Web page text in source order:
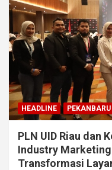
HEADLINE PEKANBARU
PLN UID Riau dan
Industry
Transformasi